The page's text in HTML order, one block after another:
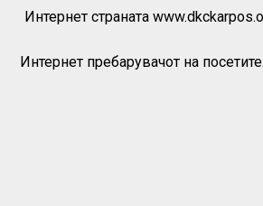
dkckarpos1@gmail.com
Интернет страната
Интернет пребарувачот на